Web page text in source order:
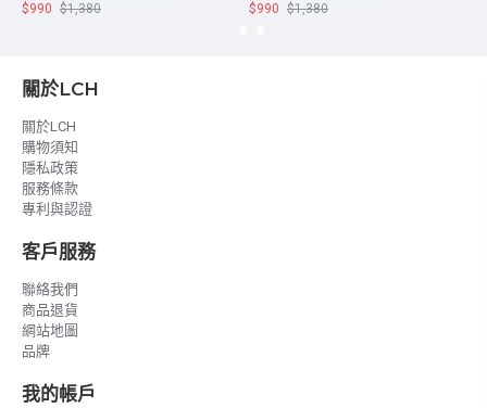
$990 $1,380 $990 $1,380
關於LCH
關於LCH
購物須知
隱私政策
服務條款
專利與認證
客戶服務
聯絡我們
商品退貨
網站地圖
品牌
我的帳戶